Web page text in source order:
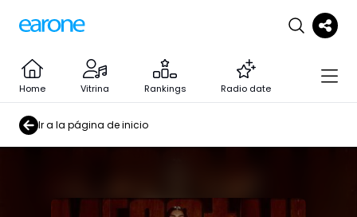
Home Vitrina Rankings Radio date
Ir a la página de inicio